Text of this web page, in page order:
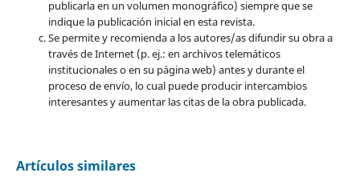
publicarla en un volumen monográfico) siempre que se
indique la publicación inicial en esta revista.
Se permite y recomienda a los autores/as difundir su obra a
través de Internet (p. ej.: en archivos telemáticos
institucionales o en su página web) antes y durante el
proceso de envío, lo cual puede producir intercambios
interesantes y aumentar las citas de la obra publicada.
Artículos similares